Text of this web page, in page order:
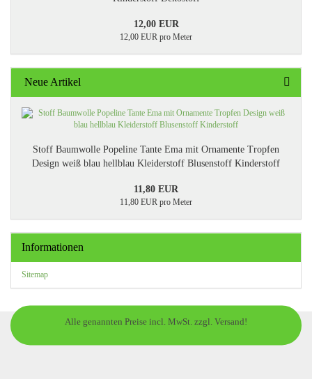
12,00 EUR
12,00 EUR pro Meter
Neue Artikel
Stoff Baumwolle Popeline Tante Ema mit Ornamente Tropfen
Design weiß blau hellblau Kleiderstoff Blusenstoff Kinderstoff
11,80 EUR
11,80 EUR pro Meter
Informationen
Sitemap
Alle genannten Preise incl. MwSt. zzgl. Versand!